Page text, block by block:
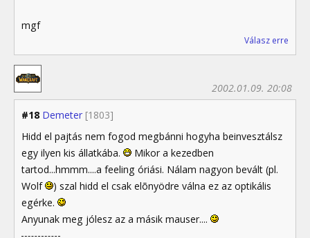
mgf
Válasz erre
#18 Demeter [1803]
2002.01.09. 20:08
Hidd el pajtás nem fogod megbánni hogyha beinvesztálsz
egy ilyen kis állatkába.
Mikor a kezedben
tartod...hmmm....a feeling óriási. Nálam nagyon bevált (pl.
Wolf
) szal hidd el csak elõnyödre válna ez az optikális
egérke.
Anyunak meg jólesz az a másik mauser....